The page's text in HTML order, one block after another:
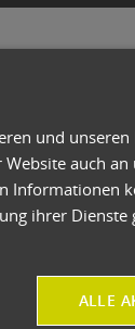
oder als Server-
und
auch an
Informationen
ihrer Dienste
ALLE